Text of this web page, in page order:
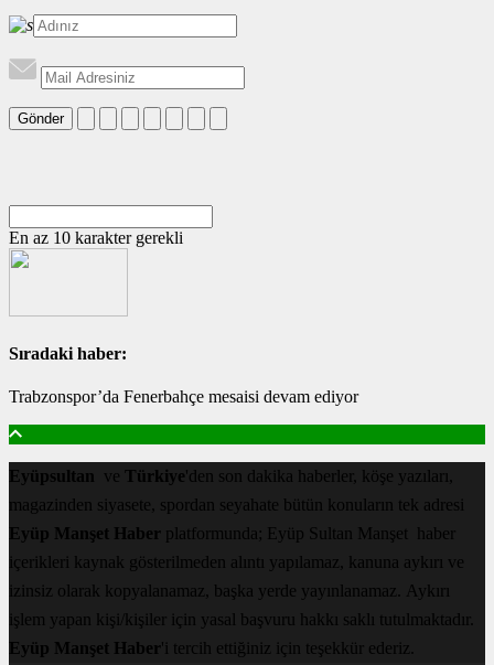
Gönder
En az 10 karakter gerekli
Sıradaki haber:
Trabzonspor’da Fenerbahçe mesaisi devam ediyor
Eyüpsultan ve Türkiye'den son dakika haberler, köşe yazıları,
magazinden siyasete, spordan seyahate bütün konuların tek adresi
Eyüp Manşet Haber platformunda; Eyüp Sultan Manşet haber
içerikleri kaynak gösterilmeden alıntı yapılamaz, kanuna aykırı ve
izinsiz olarak kopyalanamaz, başka yerde yayınlanamaz. Aykırı
işlem yapan kişi/kişiler için yasal başvuru hakkı saklı tutulmaktadır.
Eyüp Manşet Haber'i tercih ettiğiniz için teşekkür ederiz.